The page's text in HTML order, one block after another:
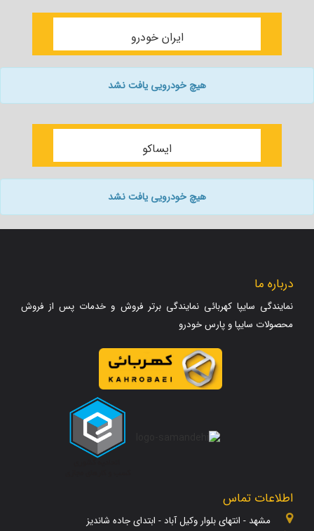
ایران خودرو
هیچ خودرویی یافت نشد
ایساکو
هیچ خودرویی یافت نشد
درباره ما
نمایندگی سایپا کهربائی نمایندگی برتر فروش و خدمات پس از فروش
محصولات سایپا و پارس خودرو
اطلاعات تماس
مشهد - انتهای بلوار وکیل آباد - ابتدای جاده شاندیز